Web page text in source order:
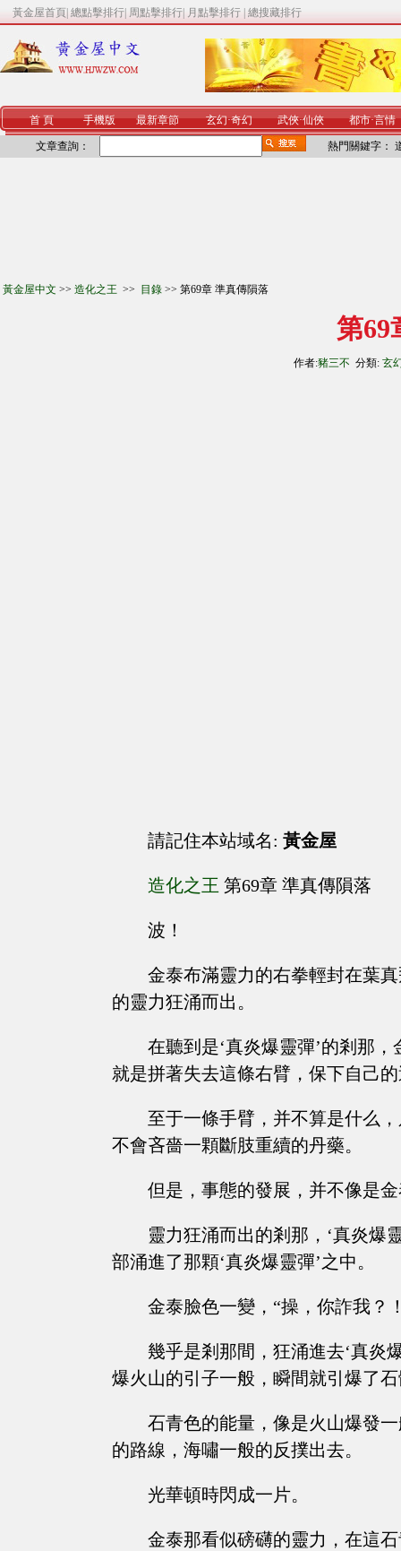
黃金屋首頁 總點擊排行 周點擊排行 月點擊排行 總搜藏排行
首 頁 手機版 最新章節 玄幻·奇幻 武俠·仙俠 都市·言情
文章查詢： 熱門關鍵字：
黃金屋中文 >> 造化之王 >> 目錄 >> 第69章 準真傳隕落
第69
作者:豬三不 分類: 玄
請記住本站域名: 黃金屋
造化之王 第69章 準真傳隕落
波！
金泰布滿靈力的右拳輕封在葉
的靈力狂涌而出。
在聽到是‘真炎爆靈彈’的剎那
就是拼著失去這條右臂，保下自己
至于一條手臂，并不算是什么
不會吝嗇一顆斷肢重續的丹藥。
但是，事態的發展，并不像是
靈力狂涌而出的剎那，‘真炎爆
部涌進了那顆‘真炎爆靈彈’之中。
金泰臉色一變，“操，你詐我？
幾乎是剎那間，狂涌進去‘真炎
爆火山的引子一般，瞬間就引爆了
石青色的能量，像是火山爆發
的路線，海嘯一般的反撲出去。
光華頓時閃成一片。
金泰那看似磅礴的靈力，在這